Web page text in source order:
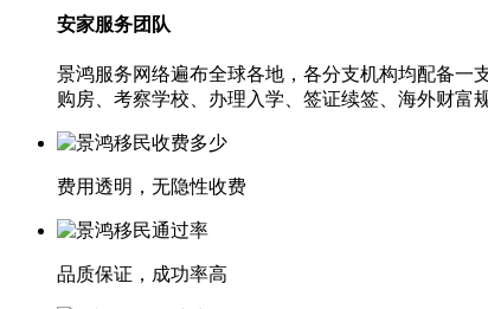
安家服务团队
景鸿服务网络遍布全球各地，各分支机构均配备一
购房、考察学校、办理入学、签证续签、海外财富
费用透明，无隐性收费
品质保证，成功率高